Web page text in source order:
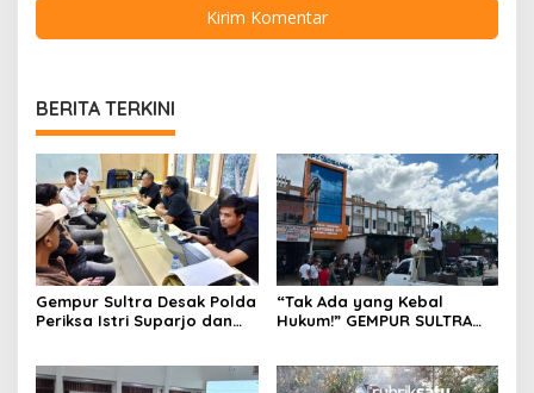
BERITA TERKINI
Gempur Sultra Desak Polda
Periksa Istri Suparjo dan
“Tak Ada yang Kebal
Hukum!” GEMPUR SULTRA
Tadisangka, Siap Kuasai